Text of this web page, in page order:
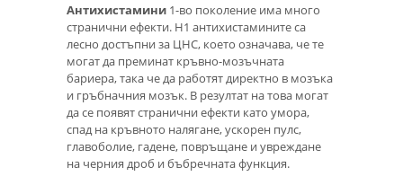
Антихистамини 1-во поколение има много
странични ефекти. H1 антихистамините са
лесно достъпни за ЦНС, което означава, че те
могат да преминат кръвно-мозъчната
бариера, така че да работят директно в мозъка
и гръбначния мозък. В резултат на това могат
да се появят странични ефекти като умора,
спад на кръвното налягане, ускорен пулс,
главоболие, гадене, повръщане и увреждане
на черния дроб и бъбречната функция.